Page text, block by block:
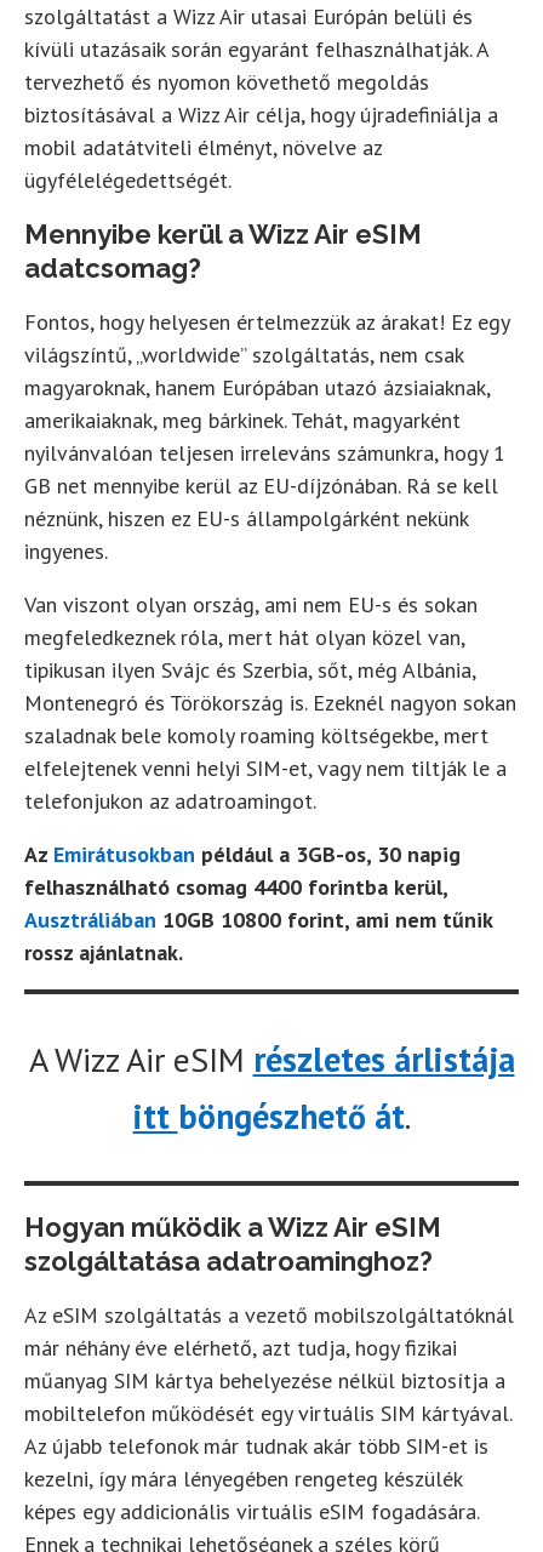
szolgáltatást a Wizz Air utasai Európán belüli és
kívüli utazásaik során egyaránt felhasználhatják. A
tervezhető és nyomon követhető megoldás
biztosításával a Wizz Air célja, hogy újradefiniálja a
mobil adatátviteli élményt, növelve az
ügyfélelégedettségét.
Mennyibe kerül a Wizz Air eSIM
adatcsomag?
Fontos, hogy helyesen értelmezzük az árakat! Ez egy
világszíntű, „worldwide” szolgáltatás, nem csak
magyaroknak, hanem Európában utazó ázsiaiaknak,
amerikaiaknak, meg bárkinek. Tehát, magyarként
nyilvánvalóan teljesen irreleváns számunkra, hogy 1
GB net mennyibe kerül az EU-díjzónában. Rá se kell
néznünk, hiszen ez EU-s állampolgárként nekünk
ingyenes.
Van viszont olyan ország, ami nem EU-s és sokan
megfeledkeznek róla, mert hát olyan közel van,
tipikusan ilyen Svájc és Szerbia, sőt, még Albánia,
Montenegró és Törökország is. Ezeknél nagyon sokan
szaladnak bele komoly roaming költségekbe, mert
elfelejtenek venni helyi SIM-et, vagy nem tiltják le a
telefonjukon az adatroamingot.
Az Emirátusokban például a 3GB-os, 30 napig
felhasználható csomag 4400 forintba kerül,
Ausztráliában 10GB 10800 forint, ami nem tűnik
rossz ajánlatnak.
A Wizz Air eSIM részletes árlistája
itt böngészhető át.
Hogyan működik a Wizz Air eSIM
szolgáltatása adatroaminghoz?
Az eSIM szolgáltatás a vezető mobilszolgáltatóknál
már néhány éve elérhető, azt tudja, hogy fizikai
műanyag SIM kártya behelyezése nélkül biztosítja a
mobiltelefon működését egy virtuális SIM kártyával.
Az újabb telefonok már tudnak akár több SIM-et is
kezelni, így mára lényegében rengeteg készülék
képes egy addicionális virtuális eSIM fogadására.
Ennek a technikai lehetőségnek a széles körű